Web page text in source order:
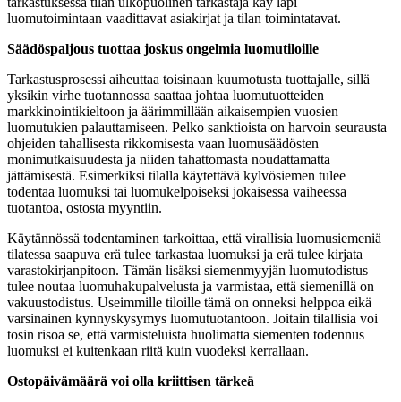
luomutoimintaan vaadittavat asiakirjat ja tilan toimintatavat.
Säädöspaljous tuottaa joskus ongelmia luomutiloille
Tarkastusprosessi aiheuttaa toisinaan kuumotusta tuottajalle, sillä
yksikin virhe tuotannossa saattaa johtaa luomutuotteiden
markkinointikieltoon ja äärimmillään aikaisempien vuosien
luomutukien palauttamiseen. Pelko sanktioista on harvoin seurausta
ohjeiden tahallisesta rikkomisesta vaan luomusäädösten
monimutkaisuudesta ja niiden tahattomasta noudattamatta
jättämisestä. Esimerkiksi tilalla käytettävä kylvösiemen tulee
todentaa luomuksi tai luomukelpoiseksi jokaisessa vaiheessa
tuotantoa, ostosta myyntiin.
Käytännössä todentaminen tarkoittaa, että virallisia luomusiemeniä
tilatessa saapuva erä tulee tarkastaa luomuksi ja erä tulee kirjata
varastokirjanpitoon. Tämän lisäksi siemenmyyjän luomutodistus
tulee noutaa luomuhakupalvelusta ja varmistaa, että siemenillä on
vakuustodistus. Useimmille tiloille tämä on onneksi helppoa eikä
varsinainen kynnyskysymys luomutuotantoon. Joitain tilallisia voi
tosin risoa se, että varmisteluista huolimatta siementen todennus
luomuksi ei kuitenkaan riitä kuin vuodeksi kerrallaan.
Ostopäivämäärä voi olla kriittisen tärkeä